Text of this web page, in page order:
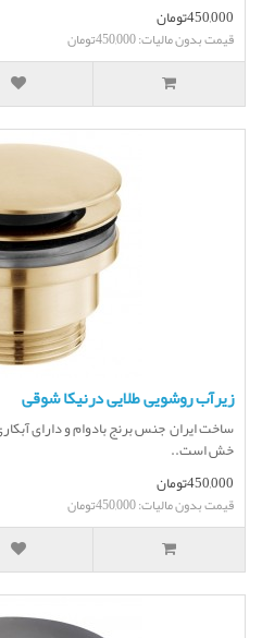
450,000تومان
قیمت بدون مالیات: 450,000تومان
زیرآب روشویی طلایی درنیکا شوقی
ساخت ایران جنس برنج بادوام و دارای
خش است..
450,000تومان
قیمت بدون مالیات: 450,000تومان